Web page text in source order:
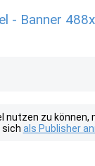
- Banner
nutzen zu können,
sich als Publisher